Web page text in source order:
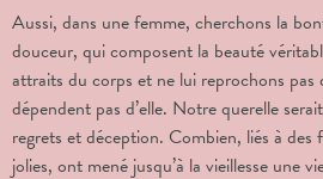
Aussi, dans une femme, cherchons la
douceur, qui composent la beauté
attraits du corps et ne lui reprochons pas
dépendent pas d’elle. Notre querelle
regrets et déception. Combien, liés à des
jolies, ont mené jusqu’à la vieillesse une